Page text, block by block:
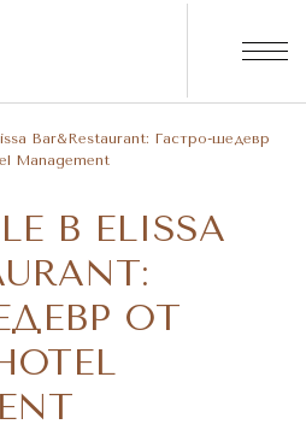
Bar&Restaurant: Гастро-шедевр
Management
В ELISSA
ОТ